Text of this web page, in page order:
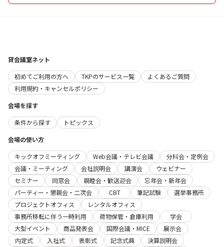
貸会議室ネット
初めてご利用の方へ
TKPのサービス一覧
よくあるご質問
利用規約・キャンセルポリシー
会場を探す
条件から探す
トピックス
会場の使い方
キックオフミーティング
Web会議・テレビ会議
分科会・定例会
会議・ミーティング
会社説明会 講演会
ウェビナー
セミナー
同窓会 親睦会・歓送迎会
忘年会・新年会
パーティー・懇親会・二次会
CBT 筆記試験
選挙事務所
プロジェクトオフィス
レンタルオフィス
事務所移転に伴う一時利用
荷物保管・倉庫利用
学会
大型イベント
商品発表会 国際会議・MICE
展示会
内定式
入社式 表彰式 記念式典
決算説明会